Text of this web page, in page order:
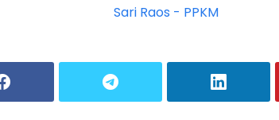
Sari Raos - PPKM